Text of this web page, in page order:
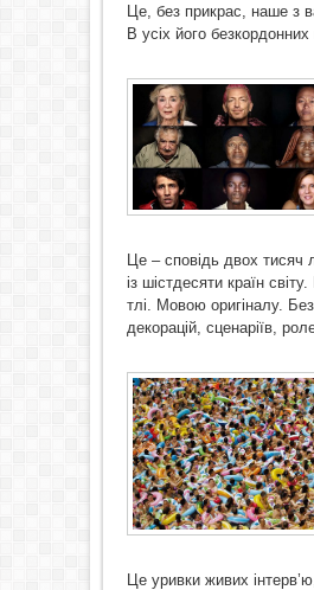
Це, без прикрас, наше з
В усіх його
Це – сповідь двох тисяч
із шістдесяти країн
тлі. Мовою оригіналу. Без
декорацій, сценаріїв,
Це уривки живих